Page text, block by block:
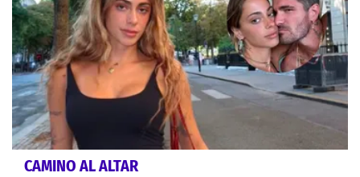
CAMINO AL ALTAR